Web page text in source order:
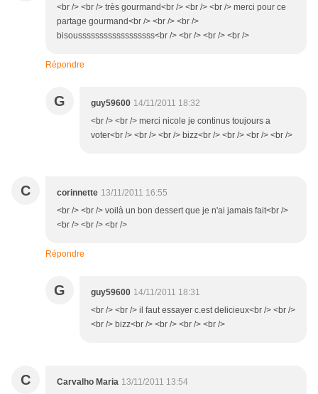
<br /> <br /> très gourmand<br /> <br /> <br /> merci pour ce
partage gourmand<br /> <br /> <br />
bisoussssssssssssssssss<br /> <br /> <br /> <br />
Répondre
G guy59600 14/11/2011 18:32
<br /> <br /> merci nicole je continus toujours a
voter<br /> <br /> <br /> bizz<br /> <br /> <br /> <br />
C corinnette 13/11/2011 16:55
<br /> <br /> voilà un bon dessert que je n'ai jamais fait<br />
<br /> <br /> <br />
Répondre
G guy59600 14/11/2011 18:31
<br /> <br /> il faut essayer c.est delicieux<br /> <br />
<br /> bizz<br /> <br /> <br /> <br />
C Carvalho Maria 13/11/2011 13:54